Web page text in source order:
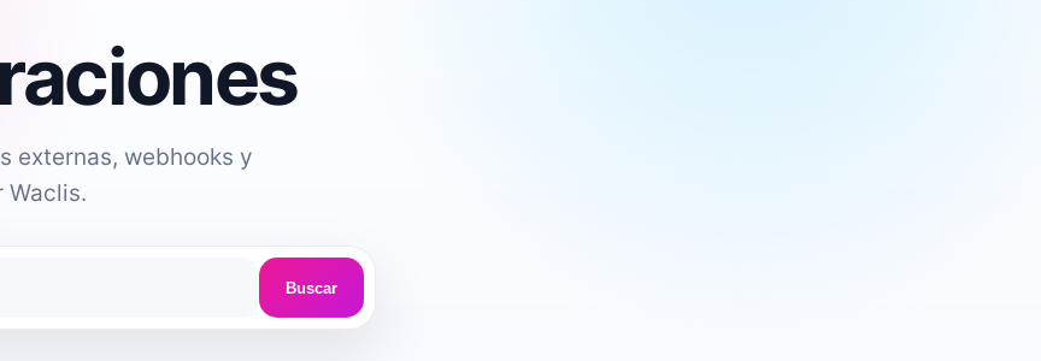
externas, webhooks y
Waclis.
Buscar